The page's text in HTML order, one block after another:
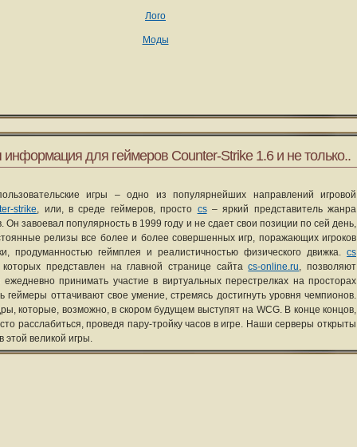
Лого
Моды
информация для геймеров Counter-Strike 1.6 и не только..
игры – одно из популярнейших направлений игровой
strike, или, в среде геймеров, просто cs– яркий представитель жанра
Он завоевал популярность в 1999 году и не сдает свои позиции по сей день,
релизы все более и более совершенных игр, поражающих игроков
продуманностью геймплея и реалистичностью физического движка. cs
которых представлен на главной странице сайтаcs-online.ru, позволяют
ежедневно принимать участие в виртуальных перестрелках на просторах
геймеры оттачивают свое умение, стремясь достигнуть уровня чемпионов.
которые, возможно, в скором будущем выступят на WCG. В конце концов,
расслабиться, проведя пару-тройку часов в игре. Наши серверы открыты
этой великой игры.